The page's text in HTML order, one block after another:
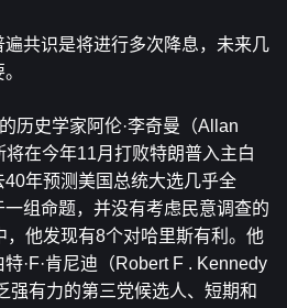
共识是将进行多次降息，未来几
历史学家阿伦·李奇曼（Allan
将在今年11月打败特朗普入主白
年预测美国总统大选几乎全
组命题，并没有考虑民意调查的
，他发现有8个对哈里斯有利。他
·F·肯尼迪（Robert F . Kennedy
强有力的第三党候选人、短期和